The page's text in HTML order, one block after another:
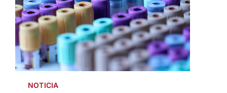
NOTICIA